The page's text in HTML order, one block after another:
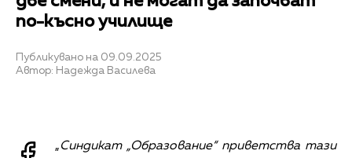
по-късно училище
Публикувано на 09.09.2025
Автор: Надежда Василева
„Синдикат „Образование“ приветства тази